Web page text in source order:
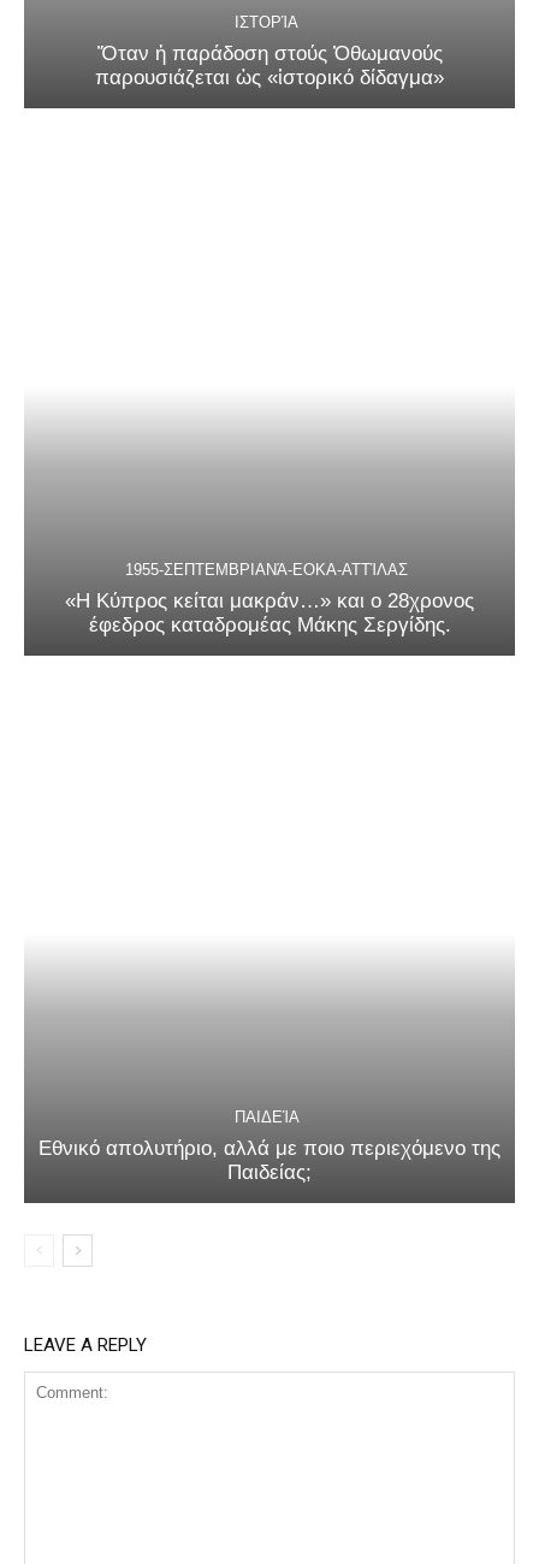
ΙΣΤΟΡΊΑ
Ὅταν ἡ παράδοση στούς Ὀθωμανούς
παρουσιάζεται ὡς «ἱστορικό δίδαγμα»
1955-ΣΕΠΤΕΜΒΡΙΑΝΆ-ΕΟΚΑ-ΑΤΤΊΛΑΣ
«Η Κύπρος κείται μακράν…» και ο 28χρονος
έφεδρος καταδρομέας Μάκης Σεργίδης.
ΠΑΙΔΕΊΑ
Εθνικό απολυτήριο, αλλά με ποιο περιεχόμενο της
Παιδείας;
LEAVE A REPLY